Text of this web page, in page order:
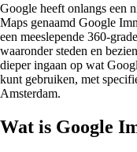
Google heeft onlangs een
Maps genaamd Google
een meeslepende 360-
waaronder steden en
dieper ingaan op wat
kunt gebruiken, met
Amsterdam.
Wat is Google